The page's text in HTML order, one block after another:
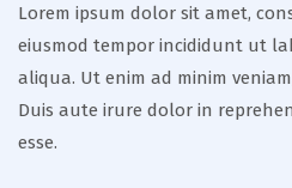
adalah:
Rp300.000.
ini
Lorem ipsum dolor sit amet,
eiusmod tempor incididunt ut
aliqua. Ut enim ad minim
Duis aute irure dolor in
esse.